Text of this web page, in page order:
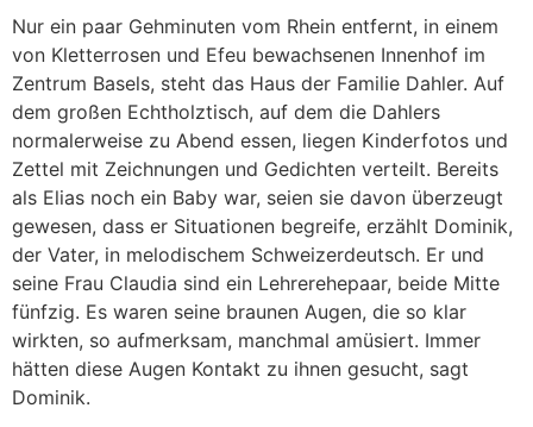
Nur ein paar Gehminuten vom Rhein entfernt, in einem
von Kletterrosen und Efeu bewachsenen Innenhof im
Zentrum Basels, steht das Haus der Familie Dahler. Auf
dem großen Echtholztisch, auf dem die Dahlers
normalerweise zu Abend essen, liegen Kinderfotos und
Zettel mit Zeichnungen und Gedichten verteilt. Bereits
als Elias noch ein Baby war, seien sie davon überzeugt
gewesen, dass er Situationen begreife, erzählt Dominik,
der Vater, in melodischem Schweizerdeutsch. Er und
seine Frau Claudia sind ein Lehrerehepaar, beide Mitte
fünfzig. Es waren seine braunen Augen, die so klar
wirkten, so aufmerksam, manchmal amüsiert. Immer
hätten diese Augen Kontakt zu ihnen gesucht, sagt
Dominik.